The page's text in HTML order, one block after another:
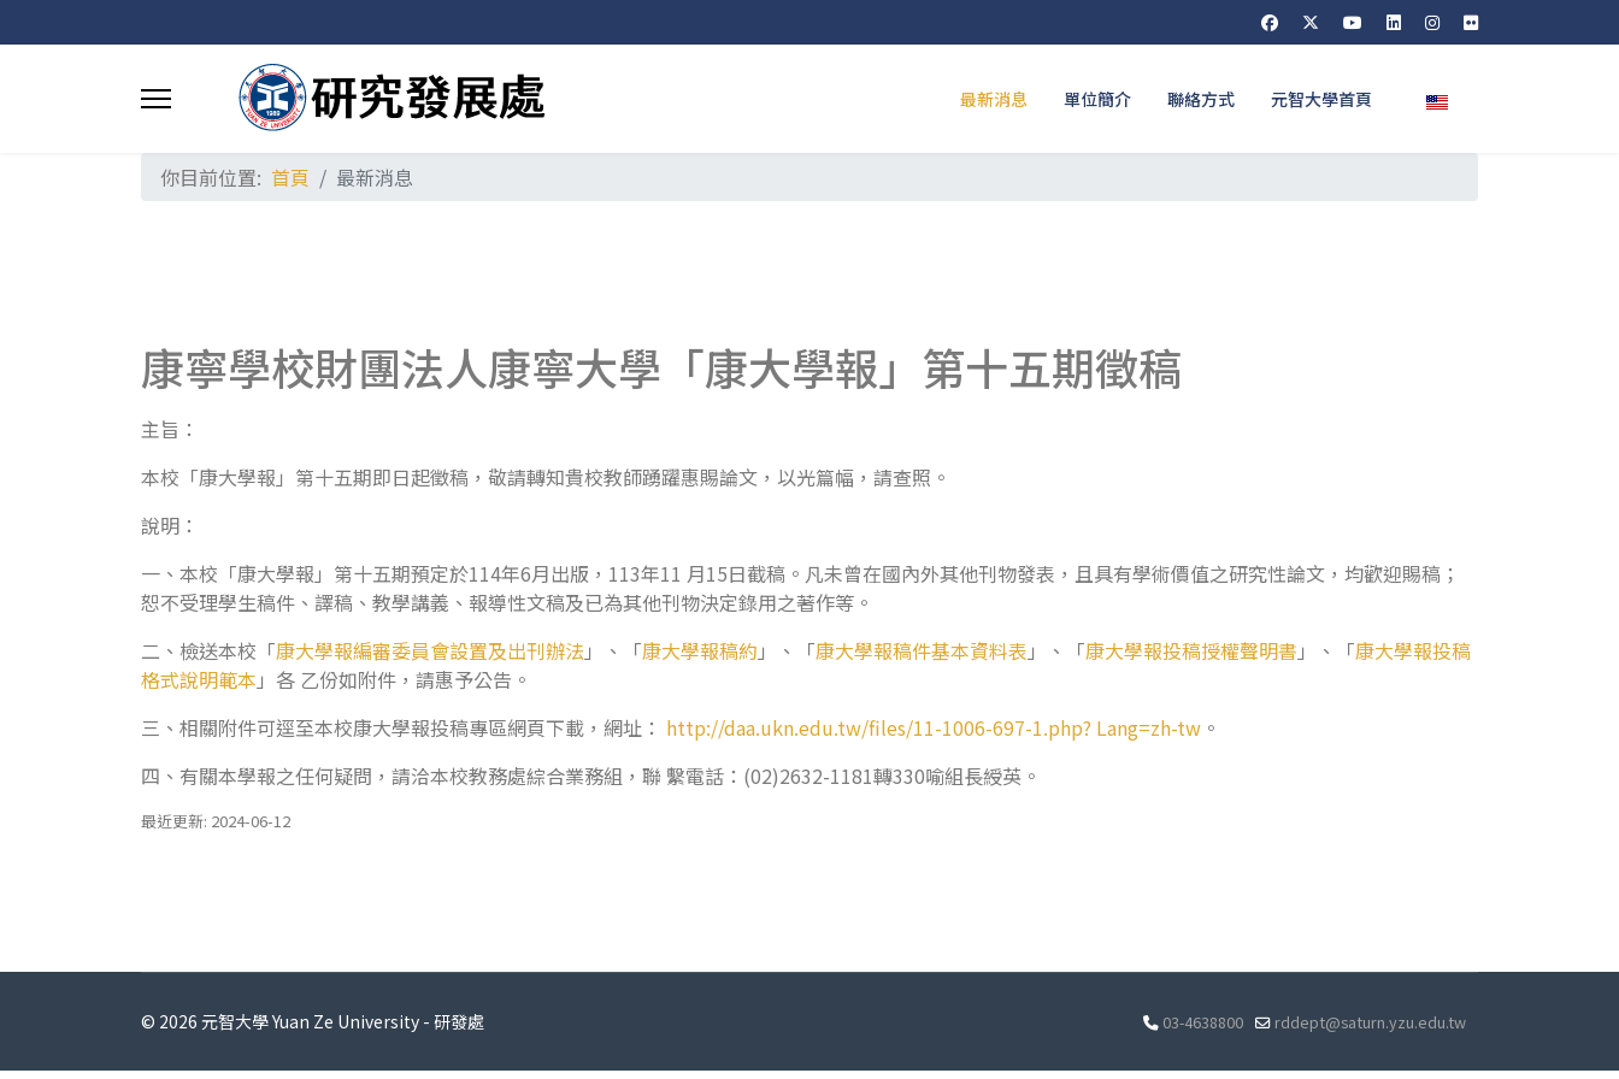
最新消息 單位簡介 聯絡方式 元智大學首頁 選擇你的語言
你目前位置: 首頁 最新消息
康寧學校財團法人康寧大學「康大學報」第十五期徵稿
主旨：
本校「康大學報」第十五期即日起徵稿，敬請轉知貴校教師踴躍惠賜論文，以光篇幅，請查照。
說明：
一、本校「康大學報」第十五期預定於114年6月出版，113年11 月15日截稿。凡未曾在國內外其他刊物發表，且具有學術價值之研究性論文，均歡迎賜稿；
恕不受理學生稿件、譯稿、教學講義、報導性文稿及已為其他刊物決定錄用之著作等。
二、檢送本校「康大學報編審委員會設置及出刊辦法」、「康大學報稿約 」、「康大學報稿件基本資料表 」、「康大學報投稿授權聲明書 」、「康大學報投稿
格式說明範本 」各 乙份如附件，請惠予公告。
三、相關附件可逕至本校康大學報投稿專區網頁下載，網址： http://daa.ukn.edu.tw/files/11-1006-697-1.php? Lang=zh-tw 。
四、有關本學報之任何疑問，請洽本校教務處綜合業務組，聯 繫電話：(02)2632-1181轉330喻組長綬英。
最近更新: 2024-06-12
© 2026 元智大學 Yuan Ze University - 研發處 03-4638800 rddept@saturn.yzu.edu.tw